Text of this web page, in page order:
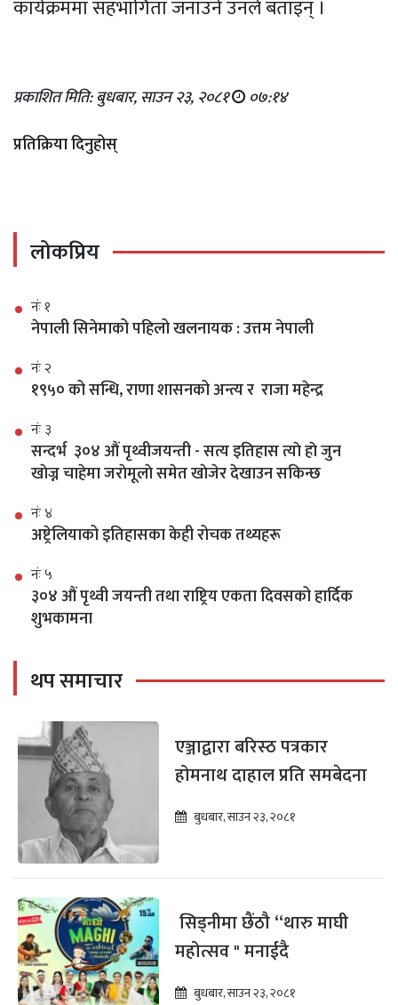
कार्यक्रममा सहभागिता जनाउने उनले बताइन् ।
प्रकाशित मिति: बुधबार, साउन २३, २०८१ ०७:१४
प्रतिक्रिया दिनुहोस्
लोकप्रिय
नंः १
नेपाली सिनेमाको पहिलो खलनायक : उत्तम नेपाली
नंः २
१९५० को सन्धि, राणा शासनको अन्त्य र राजा महेन्द्र
नंः ३
सन्दर्भ ३०४ औं पृथ्वीजयन्ती - सत्य इतिहास त्याे हाे जुन
खाेज्न चाहेमा जराेमूलाे समेत खाेजेर देखाउन सकिन्छ
नंः ४
अष्ट्रेलियाको इतिहासका केही रोचक तथ्यहरू
नंः ५
३०४ औं पृथ्वी जयन्ती तथा राष्ट्रिय एकता दिवसको हार्दिक
शुभकामना
थप समाचार
एञ्जाद्वारा बरिस्ठ पत्रकार
होमनाथ दाहाल प्रति समबेदना
बुधबार, साउन २३, २०८१
सिड्नीमा छैंठौ “थारु माघी
महोत्सव " मनाईदै
बुधबार, साउन २३, २०८१